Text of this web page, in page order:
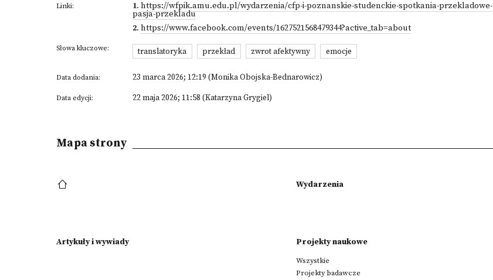
Linki: 1. https://wfpik.amu.edu.pl/wydarzenia/cfp-i-poznanskie-studenckie-spotkania-przekladowe-
pasja-przekladu
2. https://www.facebook.com/events/1627521568479344?active_tab=about
Słowa kluczowe: translatoryka przekład zwrot afektywny emocje
Data dodania: 23 marca 2026; 12:19 (Monika Obojska-Bednarowicz)
Data edycji: 22 maja 2026; 11:58 (Katarzyna Grygiel)
Mapa strony
Wydarzenia
Artykuły i wywiady Projekty naukowe
Wszystkie
Projekty badawcze